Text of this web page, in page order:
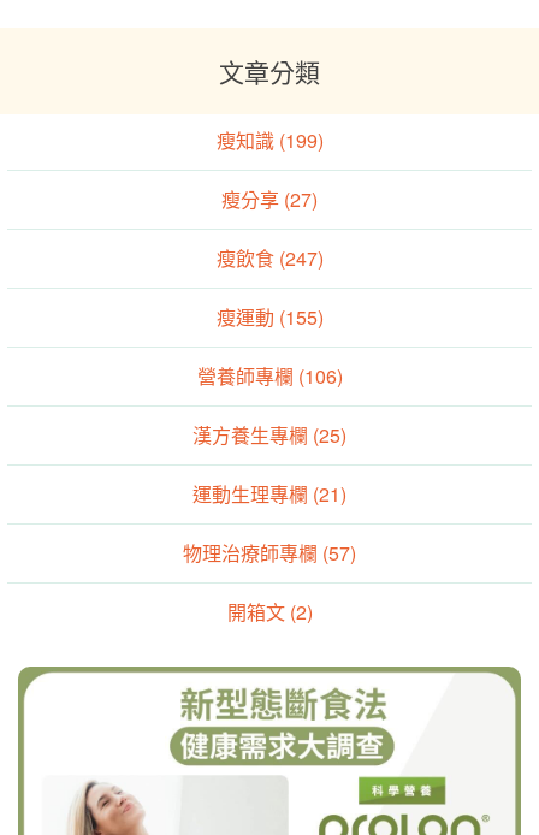
文章分類
瘦知識 (199)
瘦分享 (27)
瘦飲食 (247)
瘦運動 (155)
營養師專欄 (106)
漢方養生專欄 (25)
運動生理專欄 (21)
物理治療師專欄 (57)
開箱文 (2)